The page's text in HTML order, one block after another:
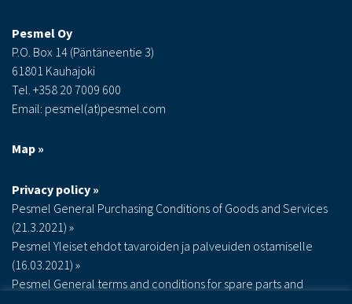
Pesmel Oy
P.O. Box 14 (Päntäneentie 3)
61801 Kauhajoki
Tel. +358 20 7009 600
Email: pesmel(at)pesmel.com
Map »
Privacy policy »
Pesmel General Purchasing Conditions of Goods and Services
(21.3.2021) »
Pesmel Yleiset ehdot tavaroiden ja palveuiden ostamiselle
(16.03.2021) »
Pesmel General terms and conditions for spare parts and